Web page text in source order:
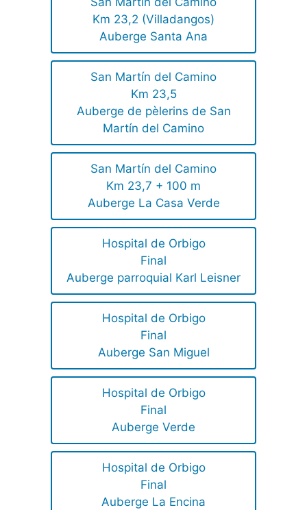
Km 23,2 (Villadangos)
Auberge Santa Ana
San Martín del Camino
Km 23,5
Auberge de pèlerins de San
Martín del Camino
San Martín del Camino
Km 23,7 + 100 m
Auberge La Casa Verde
Hospital de Orbigo
Final
Auberge parroquial Karl Leisner
Hospital de Orbigo
Final
Auberge San Miguel
Hospital de Orbigo
Final
Auberge Verde
Hospital de Orbigo
Final
Auberge La Encina